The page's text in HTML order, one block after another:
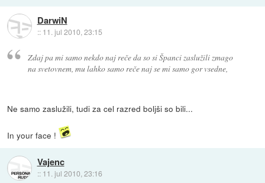
DarwiN
:: 11. jul 2010, 23:15
Zdaj pa mi samo nekdo naj reče da so si Španci zaslužili zmago
na svetovnem, mu lahko samo reče naj se mi samo gor vsedne,
Ne samo zaslužili, tudi za cel razred boljši so bili...
In your face !
Vajenc
:: 11. jul 2010, 23:16